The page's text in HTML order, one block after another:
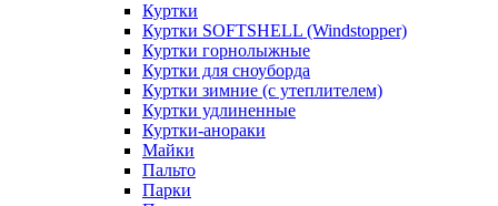
Куртки
Куртки SOFTSHELL (Windstopper)
Куртки горнолыжные
Куртки для сноуборда
Куртки зимние (с утеплителем)
Куртки удлиненные
Куртки-анораки
Майки
Пальто
Парки